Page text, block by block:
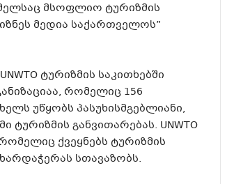
მსოფლიო ტურიზმის
მედია საქართველოს”
ტურიზმის საკითხებში
რომელიც 156
უწყობს პასუხისმგებლიანი,
განვითარებას. UNWTO
ქვეყნებს ტურიზმის
სთავაზობს.